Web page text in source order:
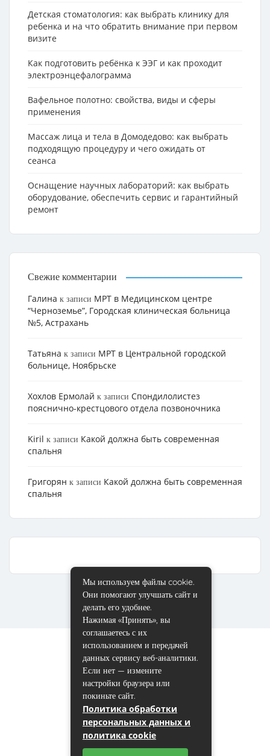
Детская стоматология: как выбрать клинику для
ребенка и на что обратить внимание при первом
визите
Как подготовить ребёнка к ЭЭГ и как проходит
электроэнцефалограмма
Вафельное полотно: свойства, виды и сферы
применения
Массаж лица и тела в Домодедово: как выбрать
подходящую процедуру и чего ожидать от
сеанса
Оснащение научных лабораторий: как выбрать
оборудование, обеспечить сервис и гарантийный
ремонт
Свежие комментарии
Галина к записи МРТ в Медицинском центре
“Черноземье”, Городская клиническая больница
№5, Астрахань
Татьяна к записи МРТ в Центральной городской
больнице, Ноябрьске
Хохлов Ермолай к записи Cпондилолистез
пояснично-крестцового отдела позвоночника
Kiril к записи Какой должна быть современная
спальня
Григорян к записи Какой должна быть современная
спальня
Мы используем файлы cookie.
Они помогают улучшать сайт и
делать его удобнее.
Нажимая «Принять», вы
соглашаетесь с их
использованием и передачей
данных сервису веб-аналитики.
Если нет — измените
настройки браузера или
покиньте сайт.
Политика обработки
персональных данных и
политика cookie